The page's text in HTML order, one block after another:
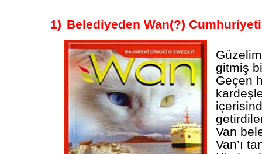
1) Belediyeden Wan(?) Cumhuriyeti
gitmiş
Geçen
Van
Van’ı